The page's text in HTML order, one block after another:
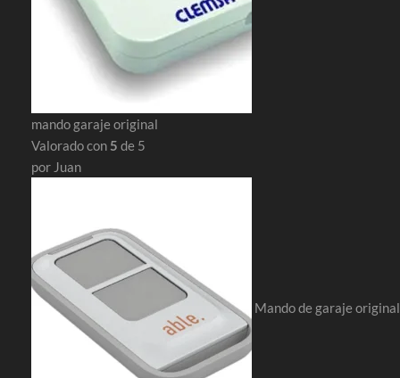
mando garaje original
Valorado con 5 de 5
por Juan
Mando de garaje original